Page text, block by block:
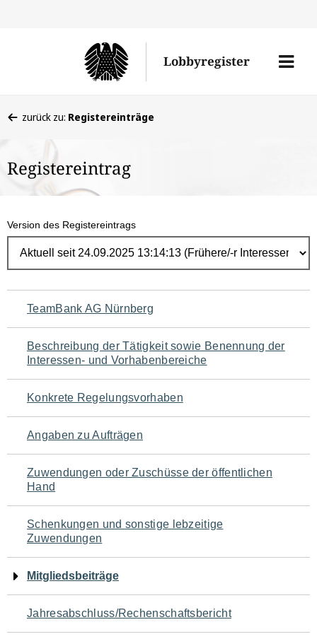
Lobbyregister
Menü
befinden
hier:
zurück zu: Registereinträge
Registereintrag
Version des Registereintrags
Navigation
für
den
Seiteninhalt
TeamBank AG Nürnberg
Beschreibung der Tätigkeit sowie Benennung der
Interessen- und Vorhabenbereiche
Konkrete Regelungsvorhaben
Angaben zu Aufträgen
Zuwendungen oder Zuschüsse der öffentlichen
Hand
Schenkungen und sonstige lebzeitige
Zuwendungen
Mitgliedsbeiträge
Jahresabschluss/Rechenschaftsbericht